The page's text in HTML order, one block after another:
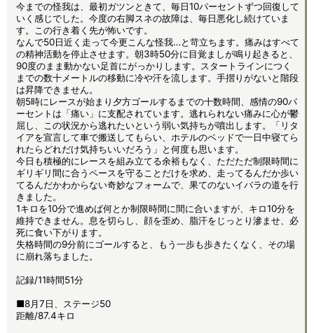
今までの怪我は、最初ガツンときて、毎日10パーセントずつ回復して
いく感じでした。今度の右脚スネの故障は、毎日悪化し続けていま
す。この行き着く先が怖いです。
なんで50日近く走って今更こんな怪我…と苛立ちます。痛みはすべて
の精神活動を停止させます。朝3時50分に目覚ましが鳴り起きると、
90度のまま動かない足首にがっかりします。スタートラインにつく
までの数十メートルの移動に冷や汗を流します。手摺りがないと階段
は昇降できません。
朝5時にレースが始まり夕方ゴールするまでの十数時間、感情の90パ
ーセントは「痛い」に支配されています。逃れられない痛みに心が鬱
屈し、この状況から逃れたいという弱い気持ちが噴出します。「リタ
イアを宣言して車で搬送してもらい、ホテルのベッドで一日中寝てら
れたらどれだけ気持ちいいだろう」と何度も思います。
今日も積極的にレースを組み立てる余裕もなく、ただただ制限時間に
ギリギリ間に合うペースを守ることだけを求め、走ってるんだか歩い
てるんだかわからない奇妙なフォームで、果てのないイバラの道を行
きました。
1キロを10分で進めば何とか制限時間に間に合いますが、キロ10分を
維持できません。息を切らし、顔を歪め、脂汗をじっとり滲ませ、必
死に食い下がります。
失格時間の9分前にゴールすると、もう一歩も歩きたくなく、その場
に崩れ落ちました。
記録/11時間51分
■8月7日、ステージ50
距離/87.4キロ